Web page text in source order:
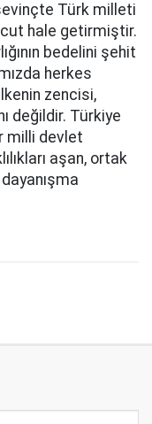
Türk milleti
hale getirmiştir.
bedelini şehit
herkes
zencisi,
değildir. Türkiye
milli devlet
aşan, ortak